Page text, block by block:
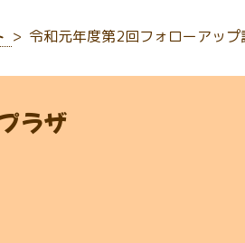
令和元年度第2回フォローアッ
ラザ